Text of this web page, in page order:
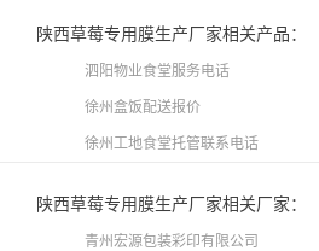
陕西草莓专用膜生产厂家相关产品：
泗阳物业食堂服务电话
徐州盒饭配送报价
徐州工地食堂托管联系电话
陕西草莓专用膜生产厂家相关厂家：
青州宏源包装彩印有限公司